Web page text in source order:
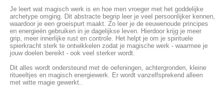
Je leert wat magisch werk is en hoe men vroeger met het goddelijke
archetype omging. Dit abstracte begrip leer je veel persoonlijker kennen,
waardoor je een groeispurt maakt. Zo leer je de eeuwenoude principes
en energieën gebruiken in je dagelijkse leven. Hierdoor krijg je meer
grip, meer innerlijke rust en controle. Het helpt je om je spirituele
spierkracht sterk te ontwikkelen zodat je magische werk - waarmee je
jouw doelen bereikt - ook veel sterker wordt.
Dit alles wordt ondersteund met de oefeningen, achtergronden, kleine
ritueeltjes en magisch energiewerk. Er wordt vanzelfsprekend alleen
met witte magie gewerkt..